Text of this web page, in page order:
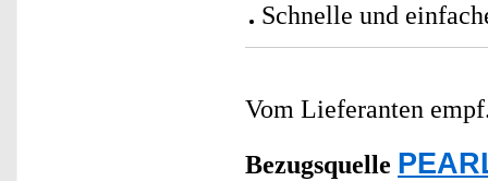
Schnelle und
Vom Lieferanten
Bezugsquelle